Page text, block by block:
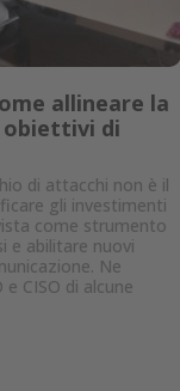
allineare la
obiettivi di
di attacchi non è il
gli investimenti
come strumento
e abilitare nuovi
Ne
CISO di alcune